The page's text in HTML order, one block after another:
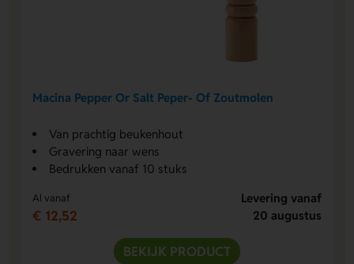
Macina Pepper Or Salt Peper- Of Zoutmolen
Van prachtig beukenhout
Gravering naar wens
Bedrukken vanaf 10 stuks
Al vanaf
€ 12,52
Levering vanaf
20 augustus
BEKIJK PRODUCT